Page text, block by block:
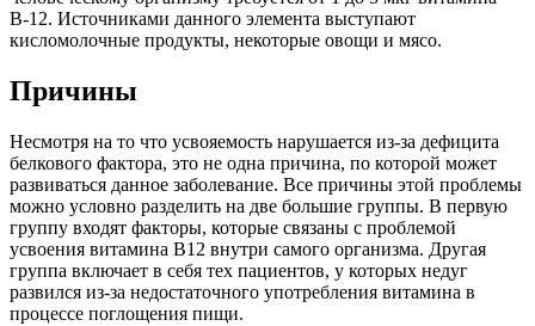
В-12. Источниками данного элемента выступают
кисломолочные продукты, некоторые овощи и мясо.
Причины
Несмотря на то что усвояемость нарушается из-за дефицита
белкового фактора, это не одна причина, по которой может
развиваться данное заболевание. Все причины этой проблемы
можно условно разделить на две большие группы. В первую
группу входят факторы, которые связаны с проблемой
усвоения витамина В12 внутри самого организма. Другая
группа включает в себя тех пациентов, у которых недуг
развился из-за недостаточного употребления витамина в
процессе поглощения пищи.